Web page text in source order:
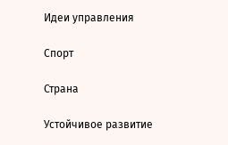
Идеи управления
Спорт
Страна
Устойчивое развитие